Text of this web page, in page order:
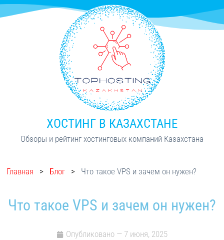
ХОСТИНГ В КАЗАХСТАНЕ
Обзоры и рейтинг хостинговых компаний Казахстана
Главная > Блог > Что такое VPS и зачем он нужен?
Что такое VPS и зачем он нужен?
Опубликовано — 7 июня, 2025